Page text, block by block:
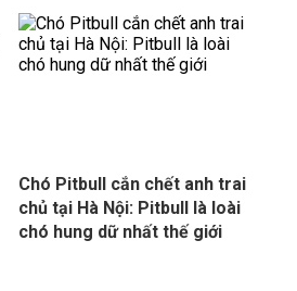
Chó Pitbull cắn chết anh trai
chủ tại Hà Nội: Pitbull là loài
chó hung dữ nhất thế giới